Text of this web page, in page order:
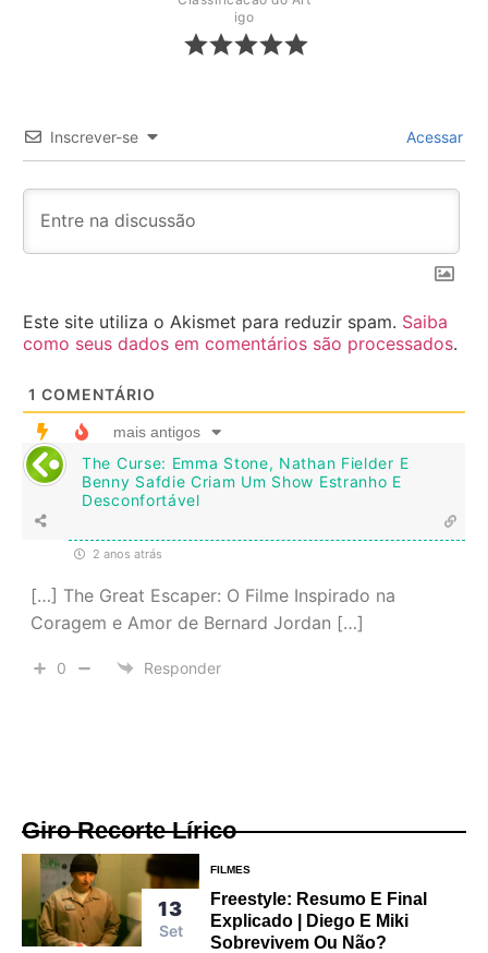
igo
Inscrever-se Acessar
Este site utiliza o Akismet para reduzir spam. Saiba
como seus dados em comentários são processados.
1 COMENTÁRIO
mais antigos
The Curse: Emma Stone, Nathan Fielder E
Benny Safdie Criam Um Show Estranho E
Desconfortável
2 anos atrás
[…] The Great Escaper: O Filme Inspirado na
Coragem e Amor de Bernard Jordan […]
0 Responder
Giro Recorte Lírico
13
Set
FILMES
Freestyle: Resumo E Final
Explicado | Diego E Miki
Sobrevivem Ou Não?